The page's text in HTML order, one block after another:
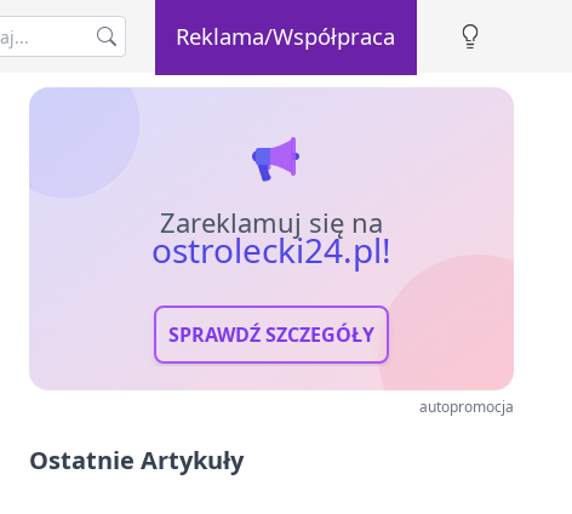
Reklama/Współpraca
Zareklamuj się na
ostrolecki24.pl!
SPRAWDŹ SZCZEGÓŁY
autopromocja
Ostatnie Artykuły